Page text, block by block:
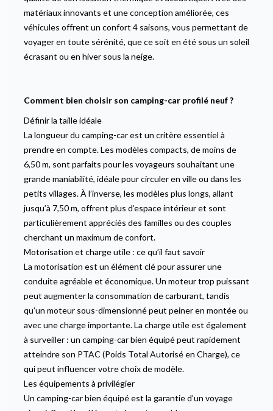
matériaux innovants et une conception améliorée, ces
véhicules offrent un confort 4 saisons, vous permettant de
voyager en toute sérénité, que ce soit en été sous un soleil
écrasant ou en hiver sous la neige.
Comment bien choisir son camping-car profilé neuf ?
Définir la taille idéale
La longueur du camping-car est un critère essentiel à
prendre en compte. Les modèles compacts, de moins de
6,50 m, sont parfaits pour les voyageurs souhaitant une
grande maniabilité, idéale pour circuler en ville ou dans les
petits villages. À l’inverse, les modèles plus longs, allant
jusqu’à 7,50 m, offrent plus d’espace intérieur et sont
particulièrement appréciés des familles ou des couples
cherchant un maximum de confort.
Motorisation et charge utile : ce qu’il faut savoir
La motorisation est un élément clé pour assurer une
conduite agréable et économique. Un moteur trop puissant
peut augmenter la consommation de carburant, tandis
qu’un moteur sous-dimensionné peut peiner en montée ou
avec une charge importante. La charge utile est également
à surveiller : un camping-car bien équipé peut rapidement
atteindre son PTAC (Poids Total Autorisé en Charge), ce
qui peut influencer votre choix de modèle.
Les équipements à privilégier
Un camping-car bien équipé est la garantie d’un voyage